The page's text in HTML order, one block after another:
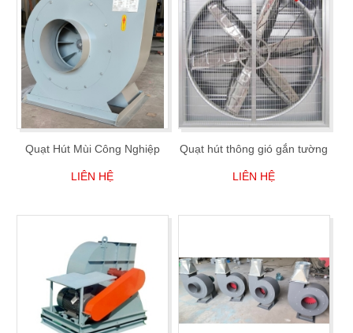
Quạt Hút Mùi Công Nghiệp
LIÊN HỆ
Quạt hút thông gió gắn tường
LIÊN HỆ